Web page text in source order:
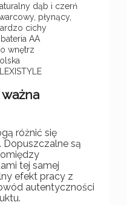
dąb i czerń
płynący,
cichy
AA
wnętrz
różnić się
są
tej samej
efekt pracy z
autentyczności